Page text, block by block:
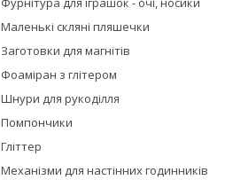
Маленькі скляні пляшечки
Заготовки для магнітів
Фоаміран з глітером
Шнури для рукоділля
Помпончики
Гліттер
Механізми для настінних годинників